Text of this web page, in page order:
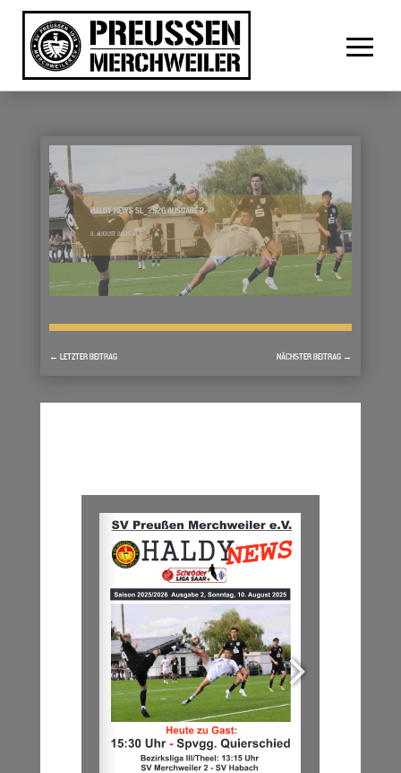
HALDY NEWS SL_2526 AUSGABE 2
8. AUGUST 2025
← LETZTER BEITRAG NÄCHSTER BEITRAG →